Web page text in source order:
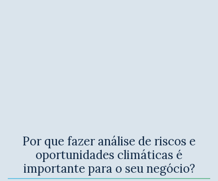
Por que fazer análise de riscos e
oportunidades climáticas é
importante para o seu negócio?